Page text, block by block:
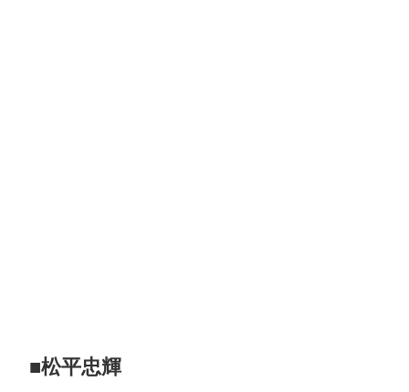
■松平忠輝